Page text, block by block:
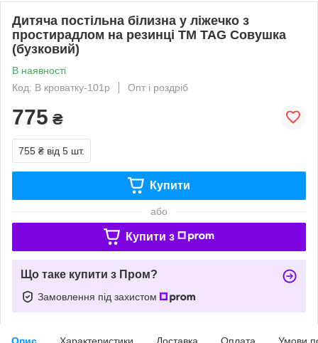
Дитяча постільна білизна у ліжечко з
простирадлом на резинці ТМ TAG Совушка
(бузковий)
В наявності
Код: В кроватку-101р
Опт і роздріб
775 ₴
755 ₴ від 5 шт.
Купити
або
Купити з
Що таке купити з Пром?
Замовлення під захистом
Опис Характеристики Доставка Оплата Умови